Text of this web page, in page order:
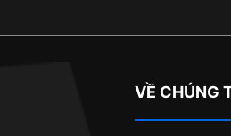
VỀ CHÚNG